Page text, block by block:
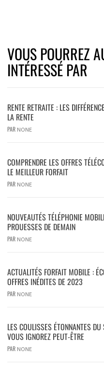
VOUS POURREZ
INTÉRESSÉ PAR
RENTE RETRAITE : LES
LA RENTE
PAR NONE
COMPRENDRE LES OFFRES
LE MEILLEUR FORFAIT
PAR NONE
NOUVEAUTÉS TÉLÉPHONIE
PROUESSES DE DEMAIN
PAR NONE
ACTUALITÉS FORFAIT MOBILE :
OFFRES INÉDITES DE 2023
PAR NONE
LES COULISSES ÉTONNANTES
VOUS IGNOREZ PEUT-ÊTRE
PAR NONE